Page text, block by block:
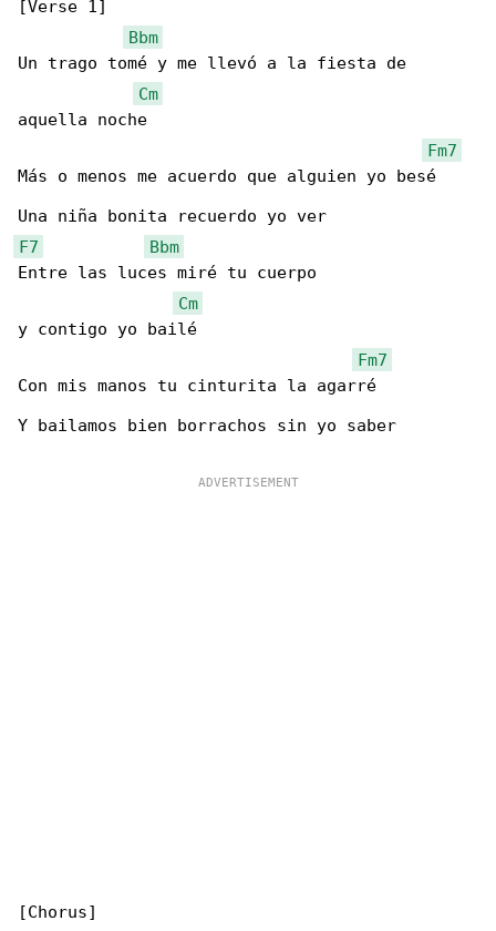
[Verse 1]
Bbm
Un trago tomé y me llevó a la fiesta de
Cm
aquella noche
Fm7
Más o menos me acuerdo que alguien yo besé
F7
Bbm
Entre las luces miré tu cuerpo
Cm
y contigo yo bailé
Fm7
Con mis manos tu cinturita la agarré
Y bailamos bien borrachos sin yo saber